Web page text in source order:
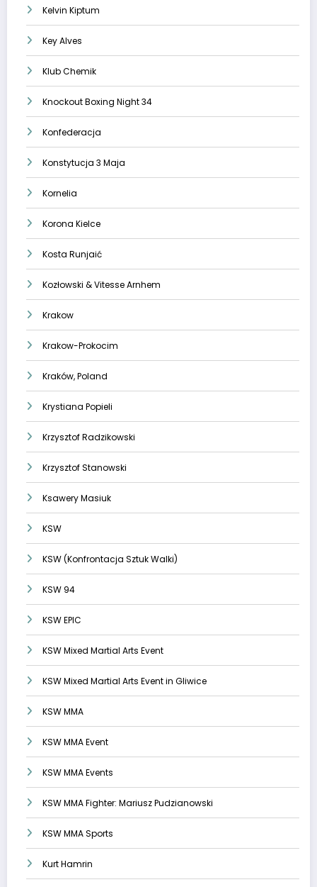
Kelvin Kiptum
Key Alves
Klub Chemik
Knockout Boxing Night 34
Konfederacja
Konstytucja 3 Maja
Kornelia
Korona Kielce
Kosta Runjaić
Kozłowski & Vitesse Arnhem
Krakow
Krakow-Prokocim
Kraków, Poland
Krystiana Popieli
Krzysztof Radzikowski
Krzysztof Stanowski
Ksawery Masiuk
KSW
KSW (Konfrontacja Sztuk Walki)
KSW 94
KSW EPIC
KSW Mixed Martial Arts Event
KSW Mixed Martial Arts Event in Gliwice
KSW MMA
KSW MMA Event
KSW MMA Events
KSW MMA Fighter: Mariusz Pudzianowski
KSW MMA Sports
Kurt Hamrin